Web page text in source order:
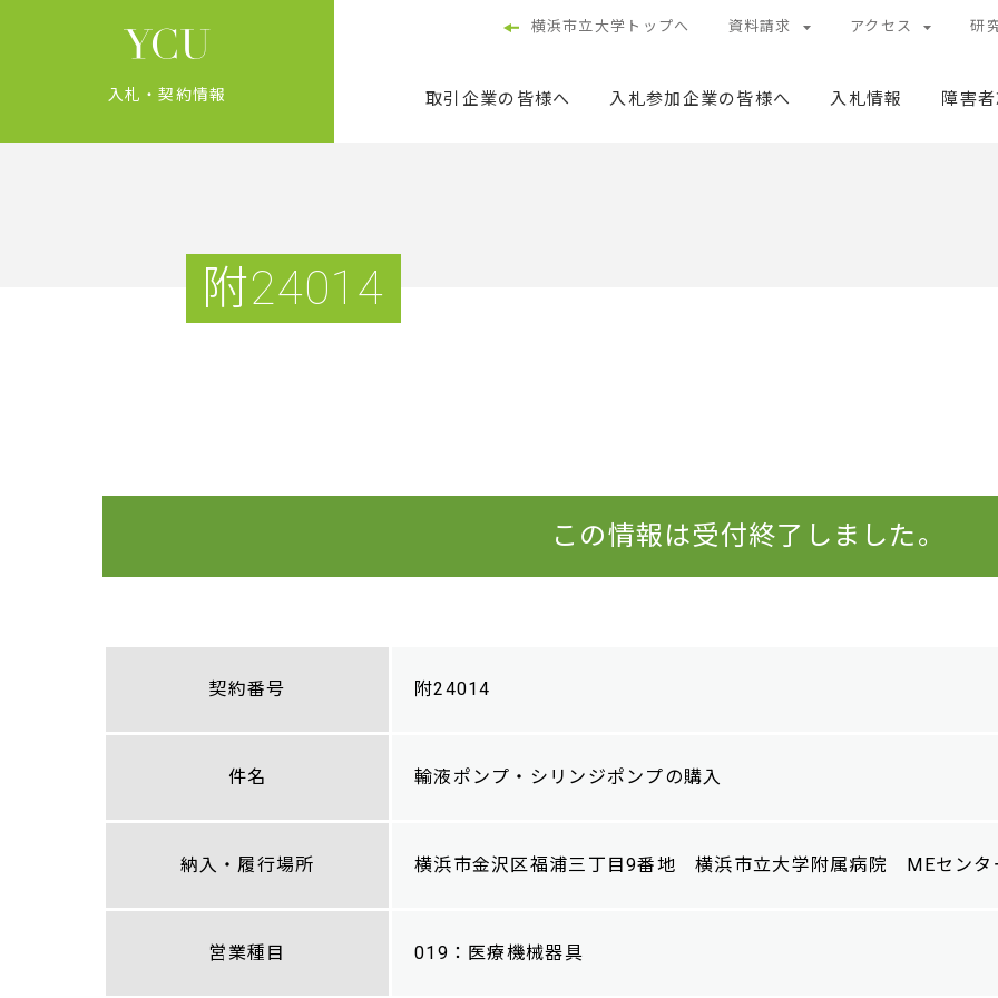
入札・契約情報
横浜市立大学トップへ 資料請求 アクセス 研
取引企業の皆様へ 入札参加企業の皆様へ 入札情報 障害
附24014
この情報は受付終了しました。
契約番号 附24014
件名 輸液ポンプ・シリンジポンプの購入
納入・履行場所 横浜市金沢区福浦三丁目9番地 横浜市立大学附属病院 MEセンタ
営業種目 019：医療機械器具